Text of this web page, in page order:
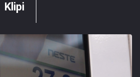
Klipi